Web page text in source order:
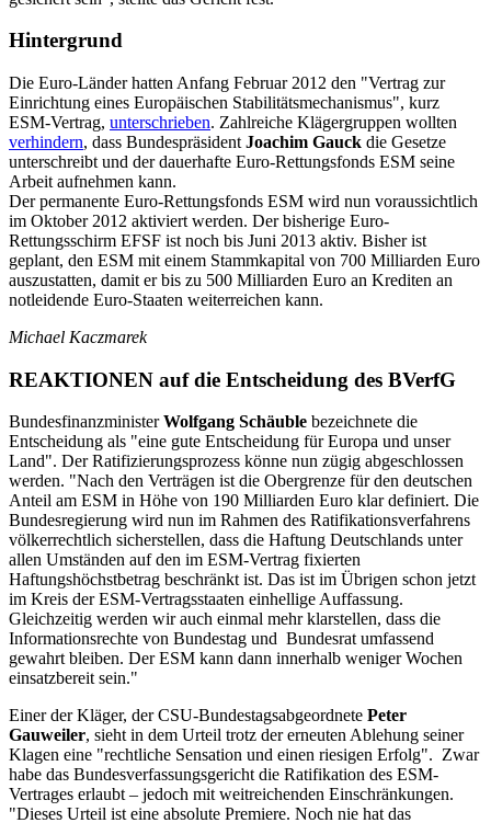
Hintergrund
Die Euro-Länder hatten Anfang Februar 2012 den "Vertrag zur
Einrichtung eines Europäischen Stabilitätsmechanismus", kurz
ESM-Vertrag, unterschrieben. Zahlreiche Klägergruppen wollten
verhindern, dass Bundespräsident Joachim Gauck die Gesetze
unterschreibt und der dauerhafte Euro-Rettungsfonds ESM seine
Arbeit aufnehmen kann.
Der permanente Euro-Rettungsfonds ESM wird nun voraussichtlich
im Oktober 2012 aktiviert werden. Der bisherige Euro-
Rettungsschirm EFSF ist noch bis Juni 2013 aktiv. Bisher ist
geplant, den ESM mit einem Stammkapital von 700 Milliarden Euro
auszustatten, damit er bis zu 500 Milliarden Euro an Krediten an
notleidende Euro-Staaten weiterreichen kann.
Michael Kaczmarek
REAKTIONEN auf die Entscheidung des BVerfG
BundesfinanzministerWolfgang Schäuble bezeichnete die
Entscheidung als "eine gute Entscheidung für Europa und unser
Land". Der Ratifizierungsprozess könne nun zügig abgeschlossen
werden. "Nach den Verträgen ist die Obergrenze für den deutschen
Anteil am ESM in Höhe von 190 Milliarden Euro klar definiert. Die
Bundesregierung wird nun im Rahmen des Ratifikationsverfahrens
völkerrechtlich sicherstellen, dass die Haftung Deutschlands unter
allen Umständen auf den im ESM-Vertrag fixierten
Haftungshöchstbetrag beschränkt ist. Das ist im Übrigen schon jetzt
im Kreis der ESM-Vertragsstaaten einhellige Auffassung.
Gleichzeitig werden wir auch einmal mehr klarstellen, dass die
Informationsrechte von Bundestag und Bundesrat umfassend
gewahrt bleiben. Der ESM kann dann innerhalb weniger Wochen
einsatzbereit sein."
Einer der Kläger, der CSU-Bundestagsabgeordnete Peter
Gauweiler, sieht in dem Urteil trotz der erneuten Ablehung seiner
Klagen eine "rechtliche Sensation und einen riesigen Erfolg". Zwar
habe das Bundesverfassungsgericht die Ratifikation des ESM-
Vertrages erlaubt – jedoch mit weitreichenden Einschränkungen.
"Dieses Urteil ist eine absolute Premiere. Noch nie hat das